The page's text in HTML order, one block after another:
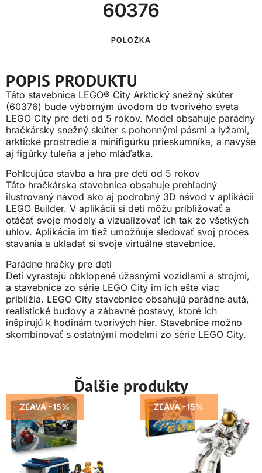
60376
POLOŽKA
POPIS PRODUKTU
Táto stavebnica LEGO® City Arktický snežný skúter
(60376) bude výborným úvodom do tvorivého sveta
LEGO City pre deti od 5 rokov. Model obsahuje parádny
hračkársky snežný skúter s pohonnými pásmi a lyžami,
arktické prostredie a minifigúrku prieskumníka, a navyše
aj figúrky tuleňa a jeho mláďatka.
Pohlcujúca stavba a hra pre deti od 5 rokov
Táto hračkárska stavebnica obsahuje prehľadný
ilustrovaný návod ako aj podrobný 3D návod v aplikácii
LEGO Builder. V aplikácii si deti môžu približovať a
otáčať svoje modely a vizualizovať ich tak zo všetkých
uhlov. Aplikácia im tiež umožňuje sledovať svoj proces
stavania a ukladať si svoje virtuálne stavebnice.
Parádne hračky pre deti
Deti vyrastajú obklopené úžasnými vozidlami a strojmi,
a stavebnice zo série LEGO City im ich ešte viac
priblížia. LEGO City stavebnice obsahujú parádne autá,
realistické budovy a zábavné postavy, ktoré ich
inšpirujú k hodinám tvorivých hier. Stavebnice možno
skombinovať s ostatnými modelmi zo série LEGO City.
Ďalšie produkty
ZĽAVA -15% ZĽAVA -15%